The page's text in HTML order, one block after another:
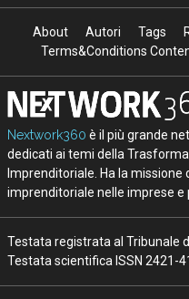
About Autori Tags
Terms&Conditions
Nextwork360 è il più grande
dedicati ai temi della
Imprenditoriale. Ha la
imprenditoriale nelle imprese
Testata registrata al Tribunale
Testata scientifica ISSN 2421-